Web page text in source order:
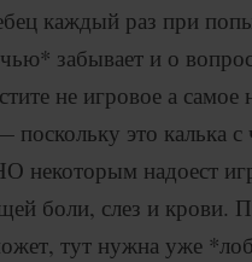
каждый раз при
забывает и о
не игровое а
это калька с
надоест
боли, слез и крови.
тут нужна уже